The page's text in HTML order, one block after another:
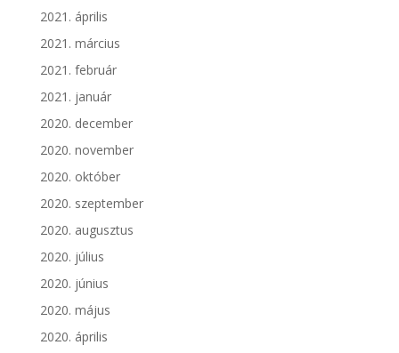
2021. április
2021. március
2021. február
2021. január
2020. december
2020. november
2020. október
2020. szeptember
2020. augusztus
2020. július
2020. június
2020. május
2020. április